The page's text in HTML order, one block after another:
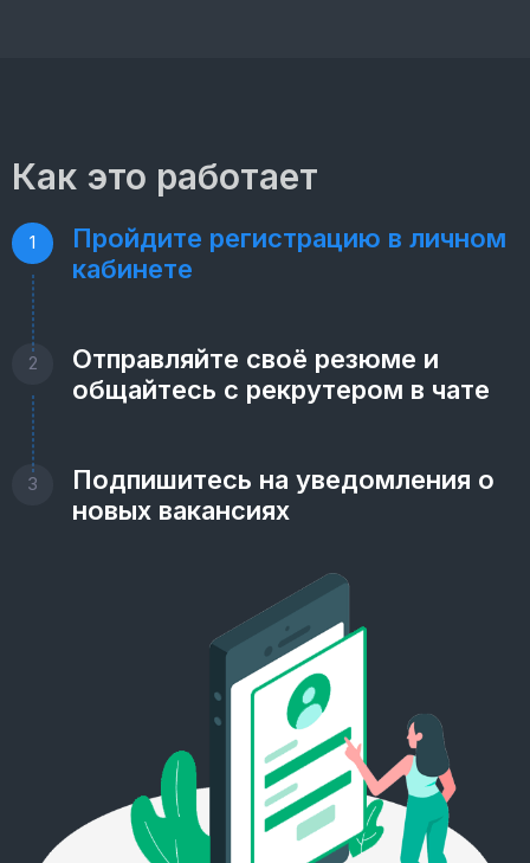
Как это работает
1
Пройдите регистрацию в личном
кабинете
2
Отправляйте своё резюме и
общайтесь с рекрутером в чате
3
Подпишитесь на уведомления о
новых вакансиях